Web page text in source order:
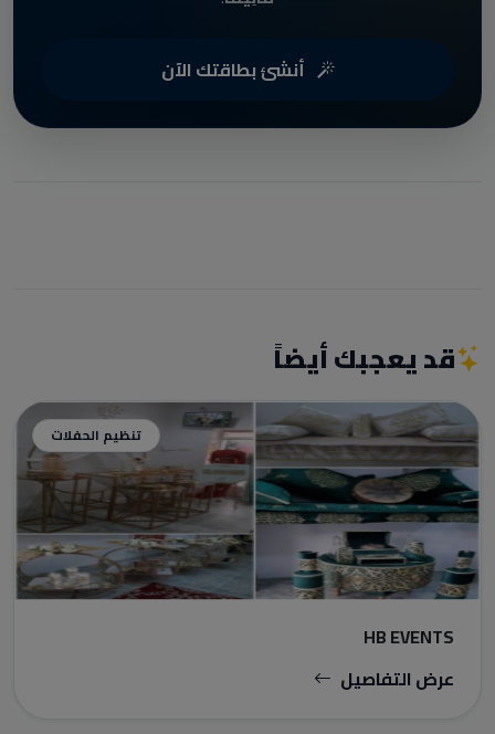
أنشئ بطاقتك الآن
قد يعجبك أيضاً
تنظيم الحفلات
HB EVENTS
عرض التفاصيل